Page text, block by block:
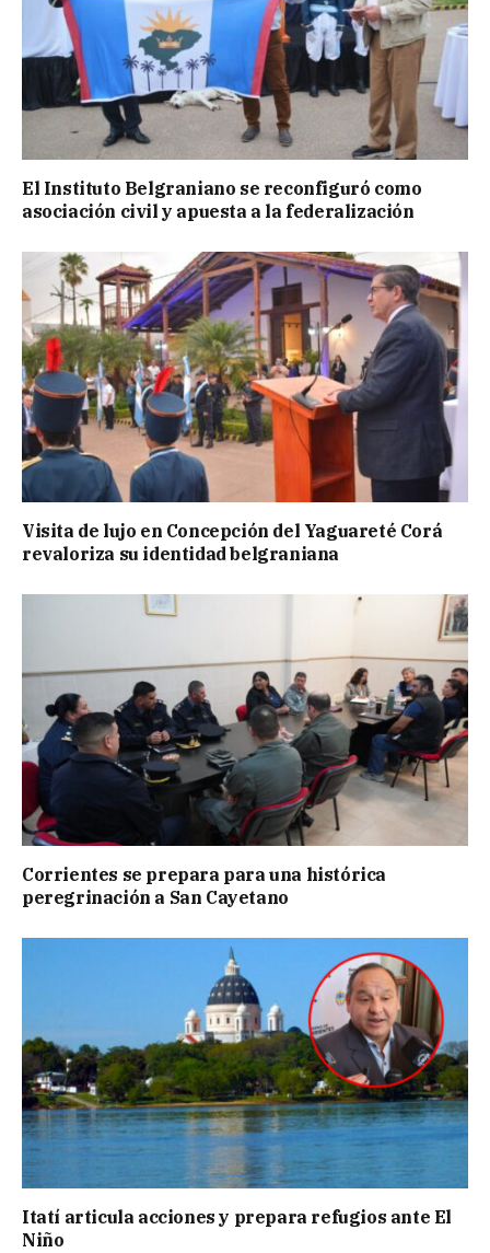
El Instituto Belgraniano se reconfiguró como
asociación civil y apuesta a la federalización
Visita de lujo en Concepción del Yaguareté Corá
revaloriza su identidad belgraniana
Corrientes se prepara para una histórica
peregrinación a San Cayetano
Itatí articula acciones y prepara refugios ante El
Niño